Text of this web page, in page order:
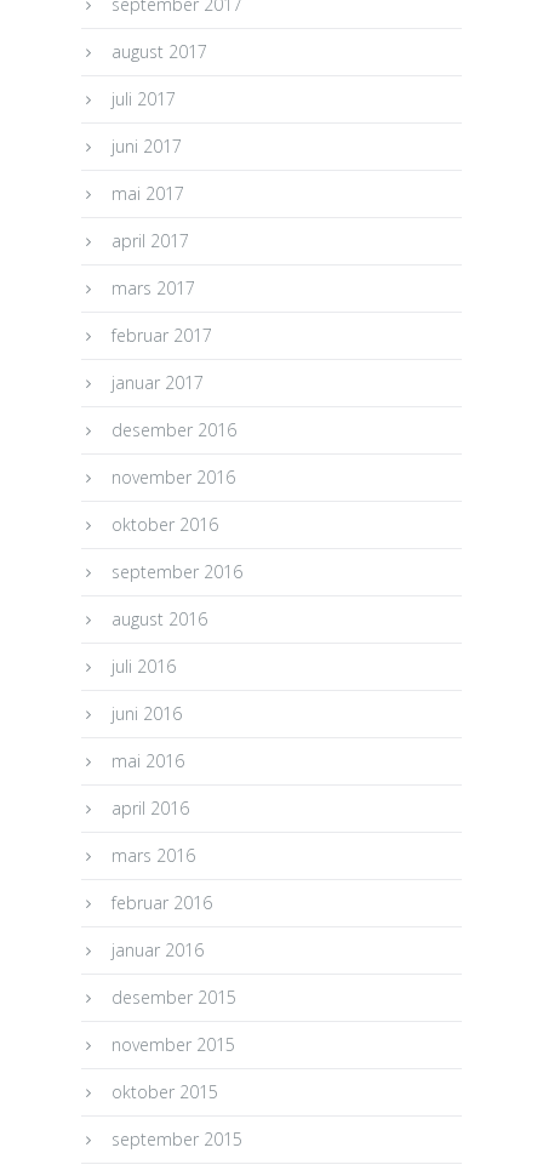
august 2017
juli 2017
juni 2017
mai 2017
april 2017
mars 2017
februar 2017
januar 2017
desember 2016
november 2016
oktober 2016
september 2016
august 2016
juli 2016
juni 2016
mai 2016
april 2016
mars 2016
februar 2016
januar 2016
desember 2015
november 2015
oktober 2015
september 2015